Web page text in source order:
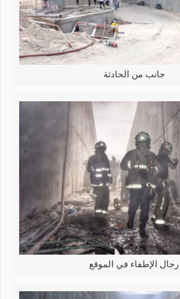
جانب من الحادثة
رجال الإطفاء في الموقع